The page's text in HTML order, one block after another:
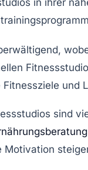
Fitnessstudio
Fitnessziele und
sind
Motivation